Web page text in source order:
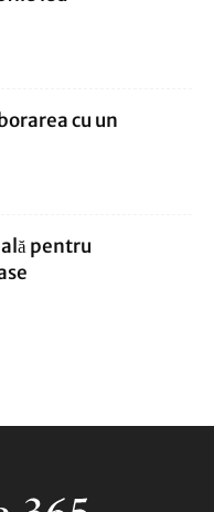
cu un
pentru